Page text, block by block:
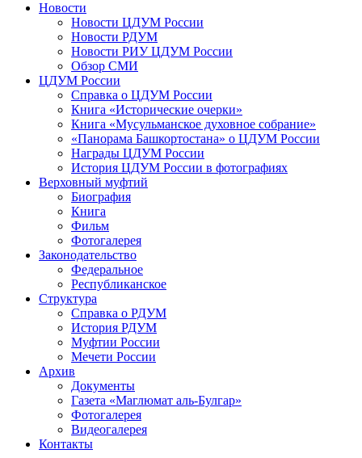
Новости
Новости ЦДУМ России
Новости РДУМ
Новости РИУ ЦДУМ России
Обзор СМИ
ЦДУМ России
Справка о ЦДУМ России
Книга «Исторические очерки»
Книга «Мусульманское духовное собрание»
«Панорама Башкортостана» о ЦДУМ России
Награды ЦДУМ России
История ЦДУМ России в фотографиях
Верховный муфтий
Биография
Книга
Фильм
Фотогалерея
Законодательство
Федеральное
Республиканское
Структура
Справка о РДУМ
История РДУМ
Муфтии России
Мечети России
Архив
Документы
Газета «Маглюмат аль-Булгар»
Фотогалерея
Видеогалерея
Контакты